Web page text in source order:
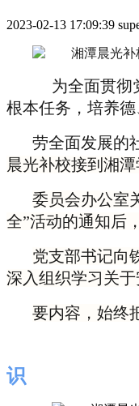
2023-02-13 17:09:39
为全面贯彻
根本任务，培养德
劳全面发展的
晨光补校接到湘
委员会办公室
全”活动的通知后
党支部书记向
深入组织学习关
要内容，始终
识